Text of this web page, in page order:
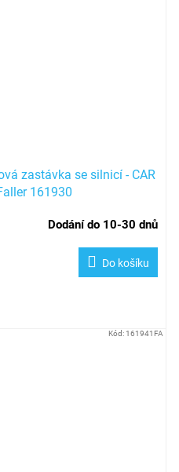
zastávka se silnicí - CAR
161930
Dodání do 10-30 dnů
Do košíku
Kód: 161941FA